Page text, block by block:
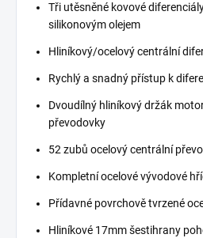
Tři utěsněné kovové
silikonovým olejem
Hliníkový/ocelový centrální
Rychlý a snadný přístup k
Dvoudílný hliníkový držák
převodovky
52 zubů ocelový centrální
Kompletní ocelové vývodové
Přídavné povrchově tvrzené
Hliníkové 17mm šestihrany